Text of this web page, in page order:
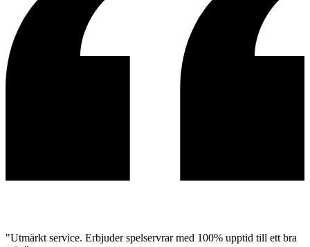
"Utmärkt service. Erbjuder spelservrar med 100% upptid till ett bra